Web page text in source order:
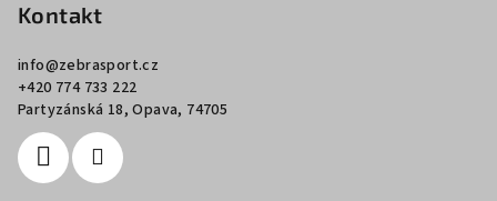
Kontakt
info@zebrasport.cz
+420 774 733 222
Partyzánská 18, Opava, 74705